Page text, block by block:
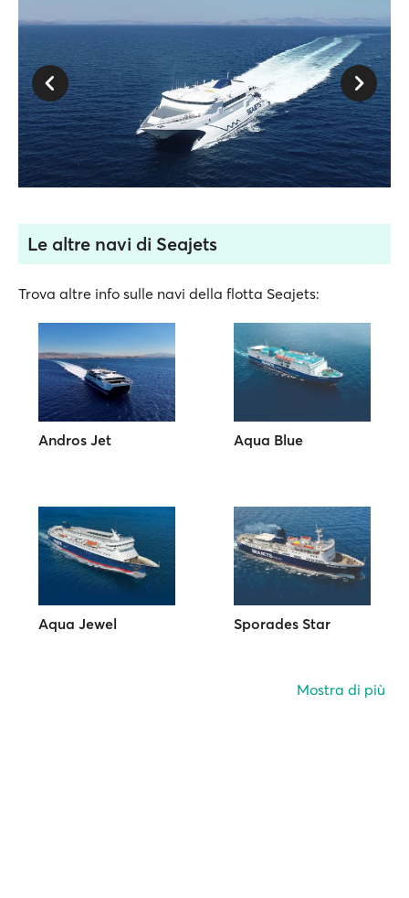
Le altre navi di Seajets
Trova altre info sulle navi della flotta Seajets:
Andros Jet Aqua Blue
Aqua Jewel Sporades Star
Mostra di più